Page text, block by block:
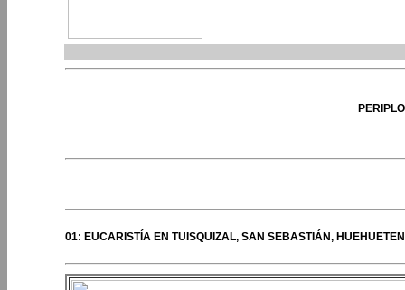
01: EUCARISTÍA EN TUISQUIZAL, SAN SEBASTIÁN,